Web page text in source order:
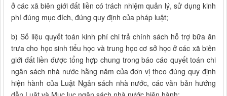
ở các xã biên giới đất liền có trách nhiệm quản lý, sử dụng kinh
phí đúng mục đích, đúng quy định của pháp luật;
b) Số liệu quyết toán kinh phí chi trả chính sách hỗ trợ bữa ăn
trưa cho học sinh tiểu học và trung học cơ sở học ở các xã biên
giới đất liền được tổng hợp chung trong báo cáo quyết toán chi
ngân sách nhà nước hằng năm của đơn vị theo đúng quy định
hiện hành của Luật Ngân sách nhà nước, các văn bản hướng